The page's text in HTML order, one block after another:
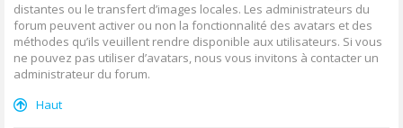
distantes ou le transfert d’images locales. Les administrateurs du
forum peuvent activer ou non la fonctionnalité des avatars et des
méthodes qu’ils veuillent rendre disponible aux utilisateurs. Si vous
ne pouvez pas utiliser d’avatars, nous vous invitons à contacter un
administrateur du forum.
Haut